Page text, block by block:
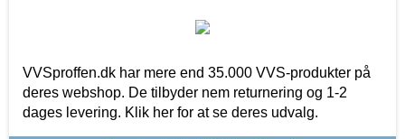
VVSproffen.dk har mere end 35.000 VVS-produkter på
deres webshop. De tilbyder nem returnering og 1-2
dages levering. Klik her for at se deres udvalg.